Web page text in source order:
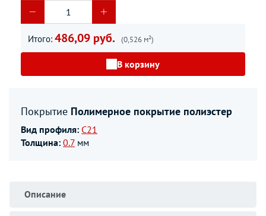
Итого: 486,09 руб. (0,526 м²)
В корзину
Покрытие Полимерное покрытие полиэстер
Вид профиля: С21
Толщина: 0.7 мм
Описание